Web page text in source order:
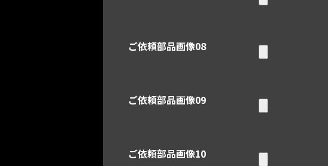
ご依頼部品画像08
ご依頼部品画像09
ご依頼部品画像10